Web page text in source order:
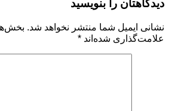
دیدگاهتان را بنویسید
نشانی ایمیل شما منتشر نخواهد شد.
علامت‌گذاری شده‌اند *